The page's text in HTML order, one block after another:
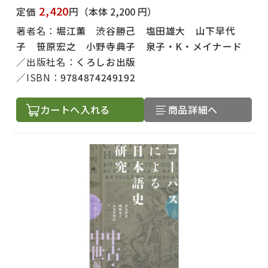
定価 2,420円 （本体 2,200 円）
著者名： 堀江薫 渋谷勝己 塩田雄大 山下早代
子 笹原宏之 小野寺典子 泉子・K・メイナード
出版社名： くろしお出版
ISBN：9784874249192
カートへ入れる 商品詳細へ